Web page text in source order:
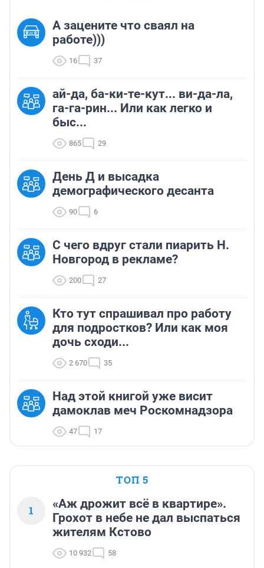
А зацените что сваял на
работе)))
16 37
ай-да, ба-ки-те-кут... ви-да-ла,
га-га-рин... Или как легко и
быс...
865 29
День Д и высадка
демографического десанта
90 6
С чего вдруг стали пиарить Н.
Новгород в рекламе?
200 27
Кто тут спрашивал про работу
для подростков? Или как моя
дочь сходи...
2 670 35
Над этой книгой уже висит
дамоклав меч Роскомнадзора
47 17
ТОП 5
1
«Аж дрожит всё в квартире».
Грохот в небе не дал выспаться
жителям Кстово
10 932 58